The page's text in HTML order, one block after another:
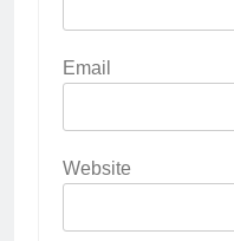
Email
Website